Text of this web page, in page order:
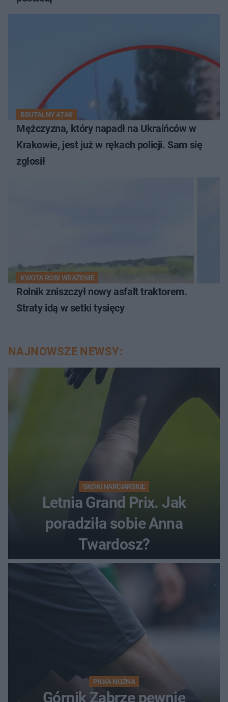
BRUTALNY ATAK
Mężczyzna, który napadł na Ukraińców w
Krakowie, jest już w rękach policji. Sam się
zgłosił
KWOTA ROBI WRAŻENIE
Rolnik zniszczył nowy asfalt traktorem.
Straty idą w setki tysięcy
NAJNOWSZE NEWSY:
SKOKI NARCIARSKIE
Letnia Grand Prix. Jak
poradziła sobie Anna
Twardosz?
PIŁKA NOŻNA
Górnik Zabrze pewnie